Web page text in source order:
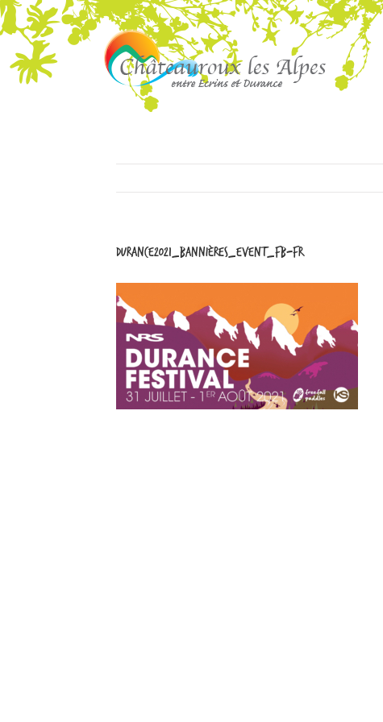
Durance2021_Bannières_Event_FB-FR